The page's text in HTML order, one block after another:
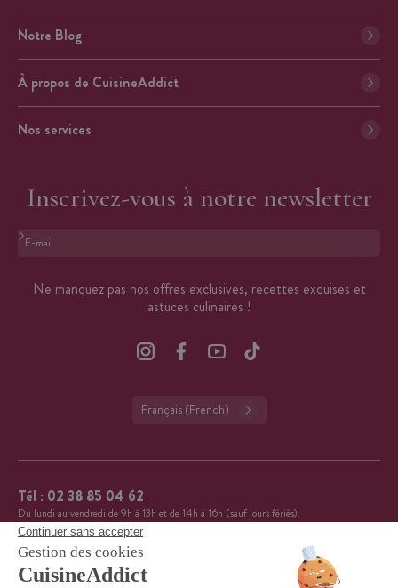
Notre Blog
À propos de CuisineAddict
Nos services
Inscrivez-vous à notre newsletter
Format : adresse@email.com
Ne manquez pas nos offres exclusives, recettes exquises et
astuces culinaires !
Français (French)
Tél : 02 38 85 04 62
Du lundi au vendredi de 9h à 13h et de 14h à 16h (sauf jours fériés).
4.7
CuisineAddict affiche une note de 4,7 sur 5 grâce à plus
de 3 700 avis authentiques. Merci pour votre fidélité.